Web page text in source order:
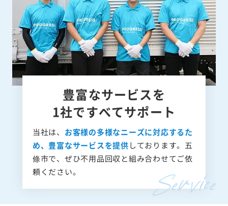
豊富なサービスを
1社ですべてサポート
当社は、 お客様の多様なニーズに対応するた
め、豊富なサービスを提供しております。五
條市で、ぜひ不用品回収と組み合わせてご依
頼ください。